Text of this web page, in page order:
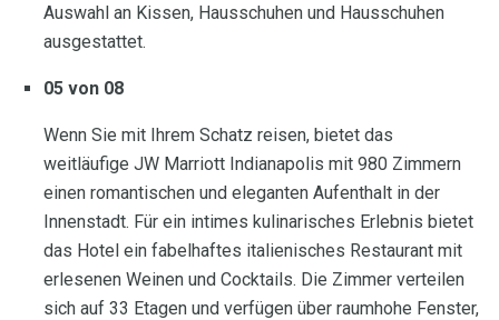
Auswahl an Kissen, Hausschuhen und Hausschuhen
ausgestattet.
05 von 08
Wenn Sie mit Ihrem Schatz reisen, bietet das
weitläufige JW Marriott Indianapolis mit 980 Zimmern
einen romantischen und eleganten Aufenthalt in der
Innenstadt. Für ein intimes kulinarisches Erlebnis bietet
das Hotel ein fabelhaftes italienisches Restaurant mit
erlesenen Weinen und Cocktails. Die Zimmer verteilen
sich auf 33 Etagen und verfügen über raumhohe Fenster,